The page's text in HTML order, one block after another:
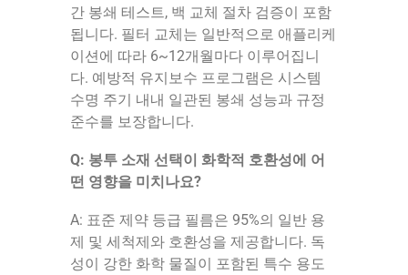
간 봉쇄 테스트, 백 교체 절차 검증이 포함
됩니다. 필터 교체는 일반적으로 애플리케
이션에 따라 6~12개월마다 이루어집니
다. 예방적 유지보수 프로그램은 시스템
수명 주기 내내 일관된 봉쇄 성능과 규정
준수를 보장합니다.
Q: 봉투 소재 선택이 화학적 호환성에 어
떤 영향을 미치나요?
A: 표준 제약 등급 필름은 95%의 일반 용
제 및 세척제와 호환성을 제공합니다. 독
성이 강한 화학 물질이 포함된 특수 용도